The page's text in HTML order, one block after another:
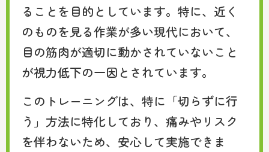
ることを目的としています。特に、近く
のものを見る作業が多い現代において、
目の筋肉が適切に動かされていないこと
が視力低下の一因とされています。
このトレーニングは、特に「切らずに行
う」方法に特化しており、痛みやリスク
を伴わないため、安心して実施できま